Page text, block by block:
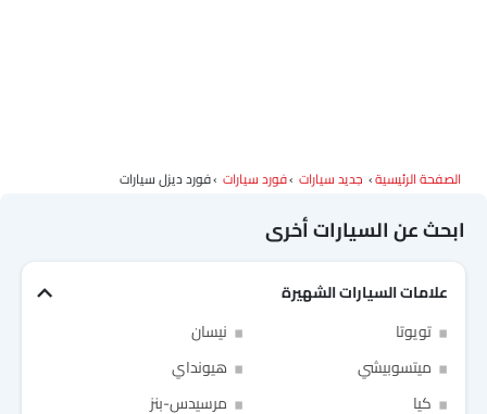
الصفحة الرئيسية جديد سيارات فورد سيارات فورد ديزل سيارات
ابحث عن السيارات أخرى
علامات السيارات الشهيرة
تويوتا
نيسان
ميتسوبيشي
هيونداي
كيا
مرسيدس-بنز